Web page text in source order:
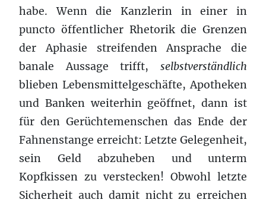
habe. Wenn die Kanzlerin in einer in
puncto öffentlicher Rhetorik die Grenzen
der Aphasie streifenden Ansprache die
banale Aussage trifft, selbstverständlich
blieben Lebensmittelgeschäfte, Apotheken
und Banken weiterhin geöffnet, dann ist
für den Gerüchtemenschen das Ende der
Fahnenstange erreicht: Letzte Gelegenheit,
sein Geld abzuheben und unterm
Kopfkissen zu verstecken! Obwohl letzte
Sicherheit auch damit nicht zu erreichen